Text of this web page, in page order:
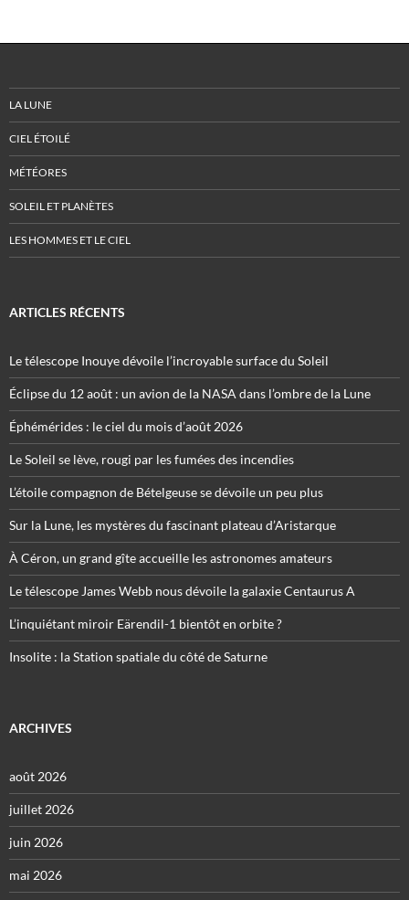
LA LUNE
CIEL ÉTOILÉ
MÉTÉORES
SOLEIL ET PLANÈTES
LES HOMMES ET LE CIEL
ARTICLES RÉCENTS
Le télescope Inouye dévoile l’incroyable surface du Soleil
Éclipse du 12 août : un avion de la NASA dans l’ombre de la Lune
Éphémérides : le ciel du mois d’août 2026
Le Soleil se lève, rougi par les fumées des incendies
L’étoile compagnon de Bételgeuse se dévoile un peu plus
Sur la Lune, les mystères du fascinant plateau d’Aristarque
À Céron, un grand gîte accueille les astronomes amateurs
Le télescope James Webb nous dévoile la galaxie Centaurus A
L’inquiétant miroir Eärendil-1 bientôt en orbite ?
Insolite : la Station spatiale du côté de Saturne
ARCHIVES
août 2026
juillet 2026
juin 2026
mai 2026